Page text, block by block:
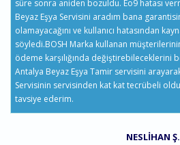
süre sonra aniden bozuldu. Eo9 hatası
Beyaz Eşya Servisini aradım bana
olamayacağını ve kullanıcı hatasından
söyledi.BOSH Marka kullanan
ödeme karşılığında değiştirebileceklerini
Antalya Beyaz Eşya Tamir servisini
Servisinin servisinden kat kat tecrübeli
tavsiye ederim.
NESLIHAN Ş.